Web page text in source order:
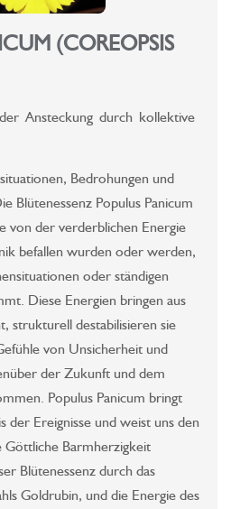
(COREOPSIS
Ansteckung durch kollektive
Bedrohungen und
Blütenessenz Populus Panicum
von der verderblichen Energie
befallen wurden oder werden,
oder ständigen
Diese Energien bringen aus
strukturell destabilisieren sie
von Unsicherheit und
der Zukunft und dem
Populus Panicum bringt
der Ereignisse und weist uns den
Göttliche Barmherzigkeit
Blütenessenz durch das
Goldrubin, und die Energie des